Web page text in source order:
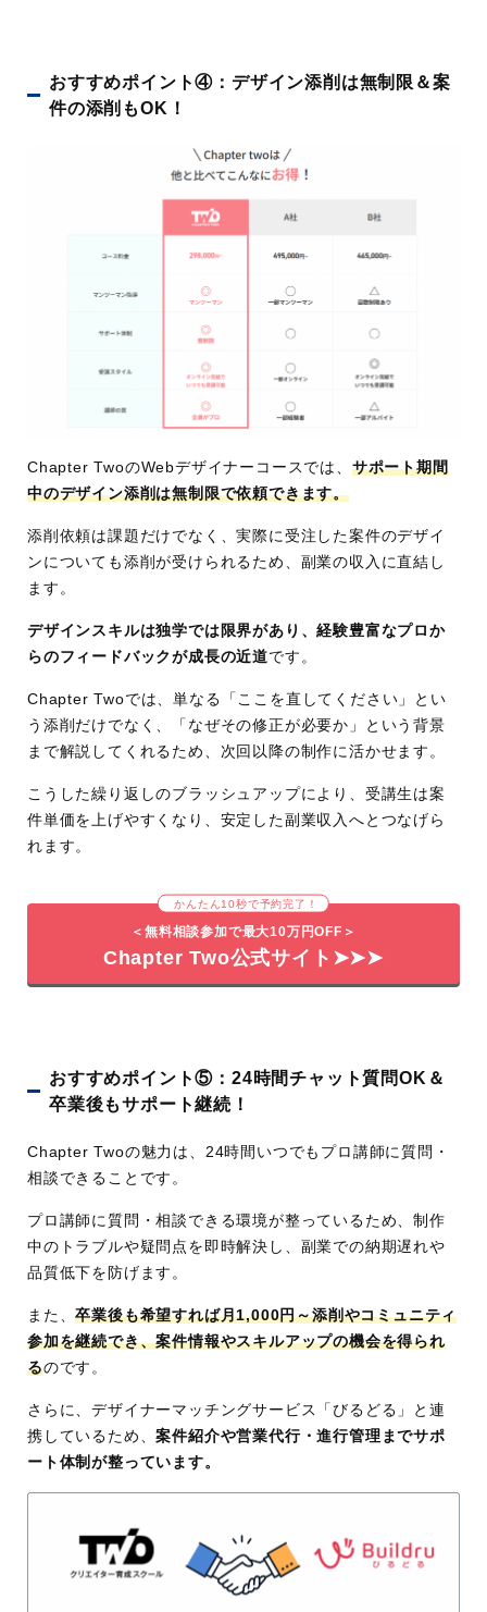
おすすめポイント④：デザイン添削は無制限＆案
件の添削もOK！
Chapter TwoのWebデザイナーコースでは、 サポート期間
中のデザイン添削は無制限で依頼できます。
添削依頼は課題だけでなく、実際に受注した案件のデザイ
ンについても添削が受けられるため、副業の収入に直結し
ます。
デザインスキルは独学では限界があり、経験豊富なプロか
らのフィードバックが成長の近道です。
Chapter Twoでは、単なる「ここを直してください」とい
う添削だけでなく、「なぜその修正が必要か」という背景
まで解説してくれるため、次回以降の制作に活かせます。
こうした繰り返しのブラッシュアップにより、受講生は案
件単価を上げやすくなり、安定した副業収入へとつなげら
れます。
かんたん10秒で予約完了！
＜無料相談参加で最大10万円OFF＞
Chapter Two公式サイト➤➤➤
おすすめポイント⑤：24時間チャット質問OK＆
卒業後もサポート継続！
Chapter Twoの魅力は、24時間いつでもプロ講師に質問・
相談できることです。
プロ講師に質問・相談できる環境が整っているため、制作
中のトラブルや疑問点を即時解決し、副業での納期遅れや
品質低下を防げます。
また、卒業後も希望すれば月1,000円～添削やコミュニティ
参加を継続でき、案件情報やスキルアップの機会を得られ
るのです。
さらに、デザイナーマッチングサービス「びるどる」と連
携しているため、案件紹介や営業代行・進行管理までサポ
ート体制が整っています。